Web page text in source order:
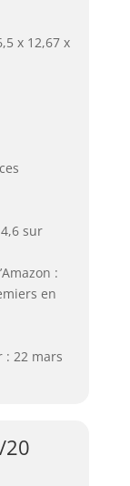
x 12,67 x
sur
:
en
: 22 mars
20